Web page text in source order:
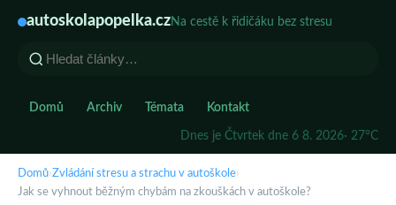
autoskolapopelka.czNa cestě k řidičáku bez stresu
Domů Archiv Témata Kontakt
Dnes je Čtvrtek dne 6 8. 2026· 27°C
Domů›Zvládání stresu a strachu v autoškole›
Jak se vyhnout běžným chybám na zkouškách v autoškole?